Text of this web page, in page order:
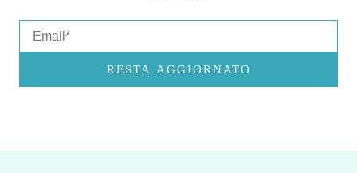
RESTA AGGIORNATO